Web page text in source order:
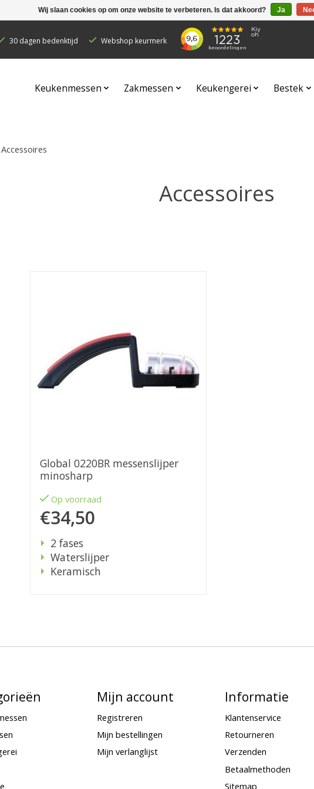
30 dagen bedenktijd Webshop keurmerk
Keukenmessen Zakmessen Keukengerei Bestek
Accessoires
Accessoires
Global 0220BR messenslijper
minosharp
Op voorraad
€34,50
2 fases
Waterslijper
Keramisch
Mijn account
Registreren
Mijn bestellingen
Mijn verlanglijst
Informatie
Klantenservice
Retourneren
Verzenden
Betaalmethoden
Sitemap
Wij slaan cookies op om onze website te verbeteren. Is dat akkoord? Ja